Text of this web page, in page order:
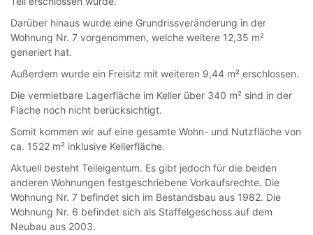
Darüber hinaus wurde eine Grundrissveränderung in der
Wohnung Nr. 7 vorgenommen, welche weitere 12,35 m²
generiert hat.
Außerdem wurde ein Freisitz mit weiteren 9,44 m² erschlossen.
Die vermietbare Lagerfläche im Keller über 340 m² sind in der
Fläche noch nicht berücksichtigt.
Somit kommen wir auf eine gesamte Wohn- und Nutzfläche von
ca. 1522 m² inklusive Kellerfläche.
Aktuell besteht Teileigentum. Es gibt jedoch für die beiden
anderen Wohnungen festgeschriebene Vorkaufsrechte. Die
Wohnung Nr. 7 befindet sich im Bestandsbau aus 1982. Die
Wohnung Nr. 6 befindet sich als Staffelgeschoss auf dem
Neubau aus 2003.